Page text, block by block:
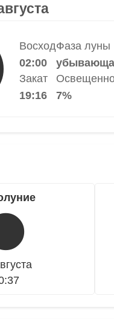
Восход
02:00
Закат
19:16
Фаза луны
7%